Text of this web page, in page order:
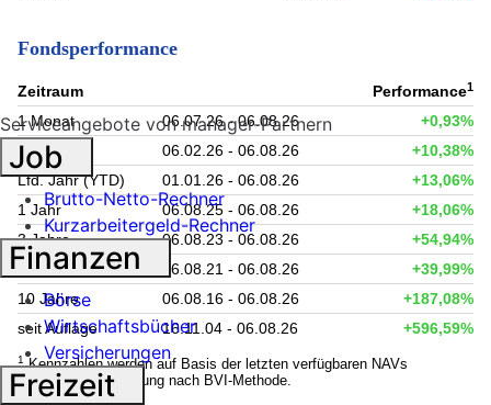
Fondsperformance
Zeitraum Performance1
1 Monat 06.07.26 - 06.08.26
+0,93%
6 Monate
06.02.26 - 06.08.26
+10,38%
Lfd. Jahr (YTD)
01.01.26 - 06.08.26
+13,06%
1 Jahr
06.08.25 - 06.08.26
+18,06%
3 Jahre
06.08.23 - 06.08.26
+54,94%
5 Jahre
06.08.21 - 06.08.26
+39,99%
10 Jahre
06.08.16 - 06.08.26
+187,08%
seit Auflage
16.11.04 - 06.08.26 +596,59%
1Kennzahlen werden auf Basis der letzten verfügbaren NAVs
berechnet. Berechnung nach BVI-Methode.
Serviceangebote von manager-Partnern
Job
Brutto-Netto-Rechner
Kurzarbeitergeld-Rechner
Finanzen
Börse
Wirtschaftsbücher
Versicherungen
Freizeit